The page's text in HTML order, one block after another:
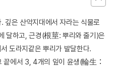
은 산악지대에서 자라는 식물로
달하고, 근경(根莖: 뿌리와 줄기)은
도라지같은 뿌리가 발달한다.
끝에서 3, 4개의 잎이 윤생(輪生：